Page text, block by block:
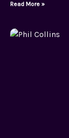
Read More »